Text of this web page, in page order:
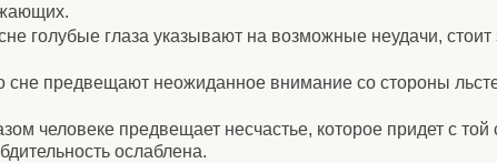
голубые глаза указывают на возможные неудачи, стоит
сне предвещают неожиданное внимание со стороны
человеке предвещает несчастье, которое придет с
ослаблена.